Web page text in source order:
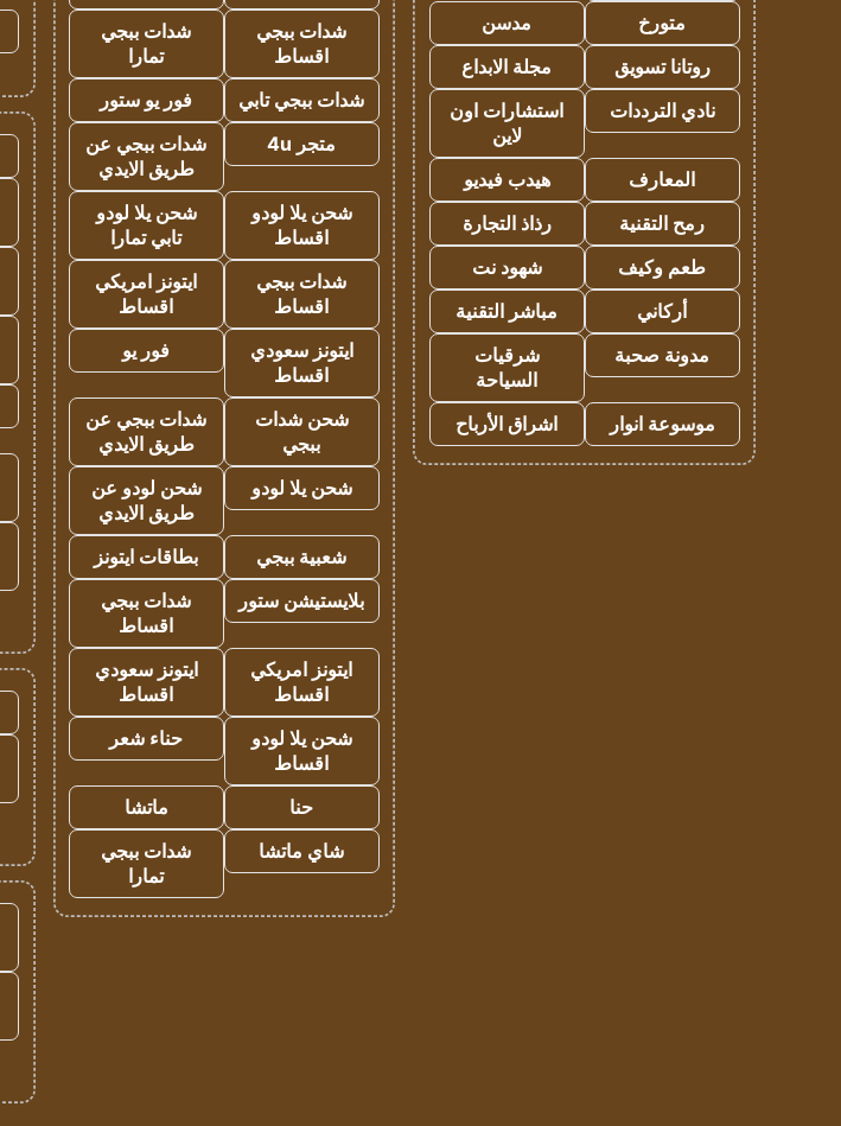
متورخ
مدسن
روتانا تسويق
مجلة الابداع
نادي الترددات
استشارات اون
لاين
المعارف
هيدب فيديو
رمح التقنية
رذاذ التجارة
طعم وكيف
شهود نت
أركاني
مباشر التقنية
مدونة صحبة
شرقيات
السياحة
موسوعة انوار
اشراق الأرباح
شدات ببجي
اقساط
شدات ببجي
تمارا
شدات ببجي تابي
فور يو ستور
متجر 4u
شدات ببجي عن
طريق الايدي
شحن يلا لودو
اقساط
شحن يلا لودو
تابي تمارا
شدات ببجي
اقساط
ايتونز امريكي
اقساط
ايتونز سعودي
اقساط
فور يو
شحن شدات
ببجي
شدات ببجي عن
طريق الايدي
شحن يلا لودو
شحن لودو عن
طريق الايدي
شعبية ببجي
بطاقات ايتونز
بلايستيشن ستور
شدات ببجي
اقساط
ايتونز امريكي
اقساط
ايتونز سعودي
اقساط
شحن يلا لودو
اقساط
حناء شعر
حنا
ماتشا
شاي ماتشا
شدات ببجي
تمارا